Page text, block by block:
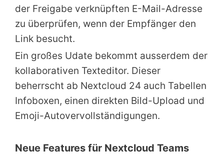
der Freigabe verknüpften E-Mail-Adresse
zu überprüfen, wenn der Empfänger den
Link besucht.
Ein großes Udate bekommt ausserdem der
kollaborativen Texteditor. Dieser
beherrscht ab Nextcloud 24 auch Tabellen
Infoboxen, einen direkten Bild-Upload und
Emoji-Autovervollständigungen.
Neue Features für Nextcloud Teams